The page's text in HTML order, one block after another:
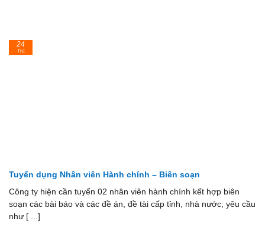
Tuyển dụng Nhân viên Hành chính – Biên soạn
Công ty hiện cần tuyển 02 nhân viên hành chính kết hợp biên
soạn các bài báo và các đề án, đề tài cấp tỉnh, nhà nước; yêu cầu
như [ ...]
24
Th1